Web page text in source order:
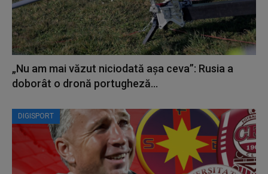
„Nu am mai văzut niciodată așa ceva”: Rusia a
doborât o dronă portugheză...
DIGISPORT